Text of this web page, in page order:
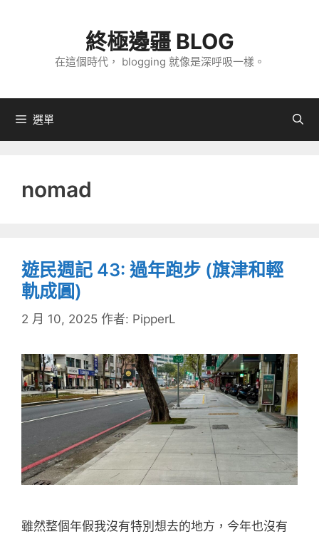
內
終極邊疆 BLOG
在這個時代， blogging 就像是深呼吸一樣。
選單
nomad
遊民週記 43: 過年跑步 (旗津和輕
軌成圓)
2 月 10, 2025 作者: PipperL
雖然整個年假我沒有特別想去的地方，今年也沒有